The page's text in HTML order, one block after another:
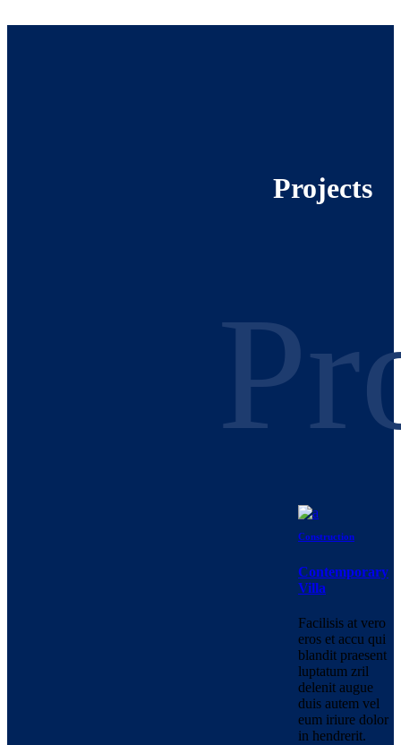
Projects
Construction
Contemporary
Villa
Facilisis at vero
eros et accu qui
blandit praesent
luptatum zril
delenit augue
duis autem vel
eum iriure dolor
in hendrerit.